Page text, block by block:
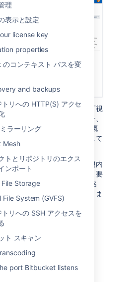
理
表示と設定
license key
properties
コンテキスト パスを変
and backups
トリへの HTTP(S) アクセ
ラーリング
Mesh
トとリポジトリのエクス
ンポート
Storage
File System (GVFS)
リへの SSH アクセスを
ト スキャン
port Bitbucket listens
ト内から開発ステータスを可視
ネルには、関連するブランチ、
リクエスト、およびビルドの概
。パネル内のリンクを選択して
ることもできます。
り組む準備が整ったら、課題内
接作成できます。課題キーと要
ブランチ タイプとブランチ名
作業を素早く行うことができま
issue transitions
events